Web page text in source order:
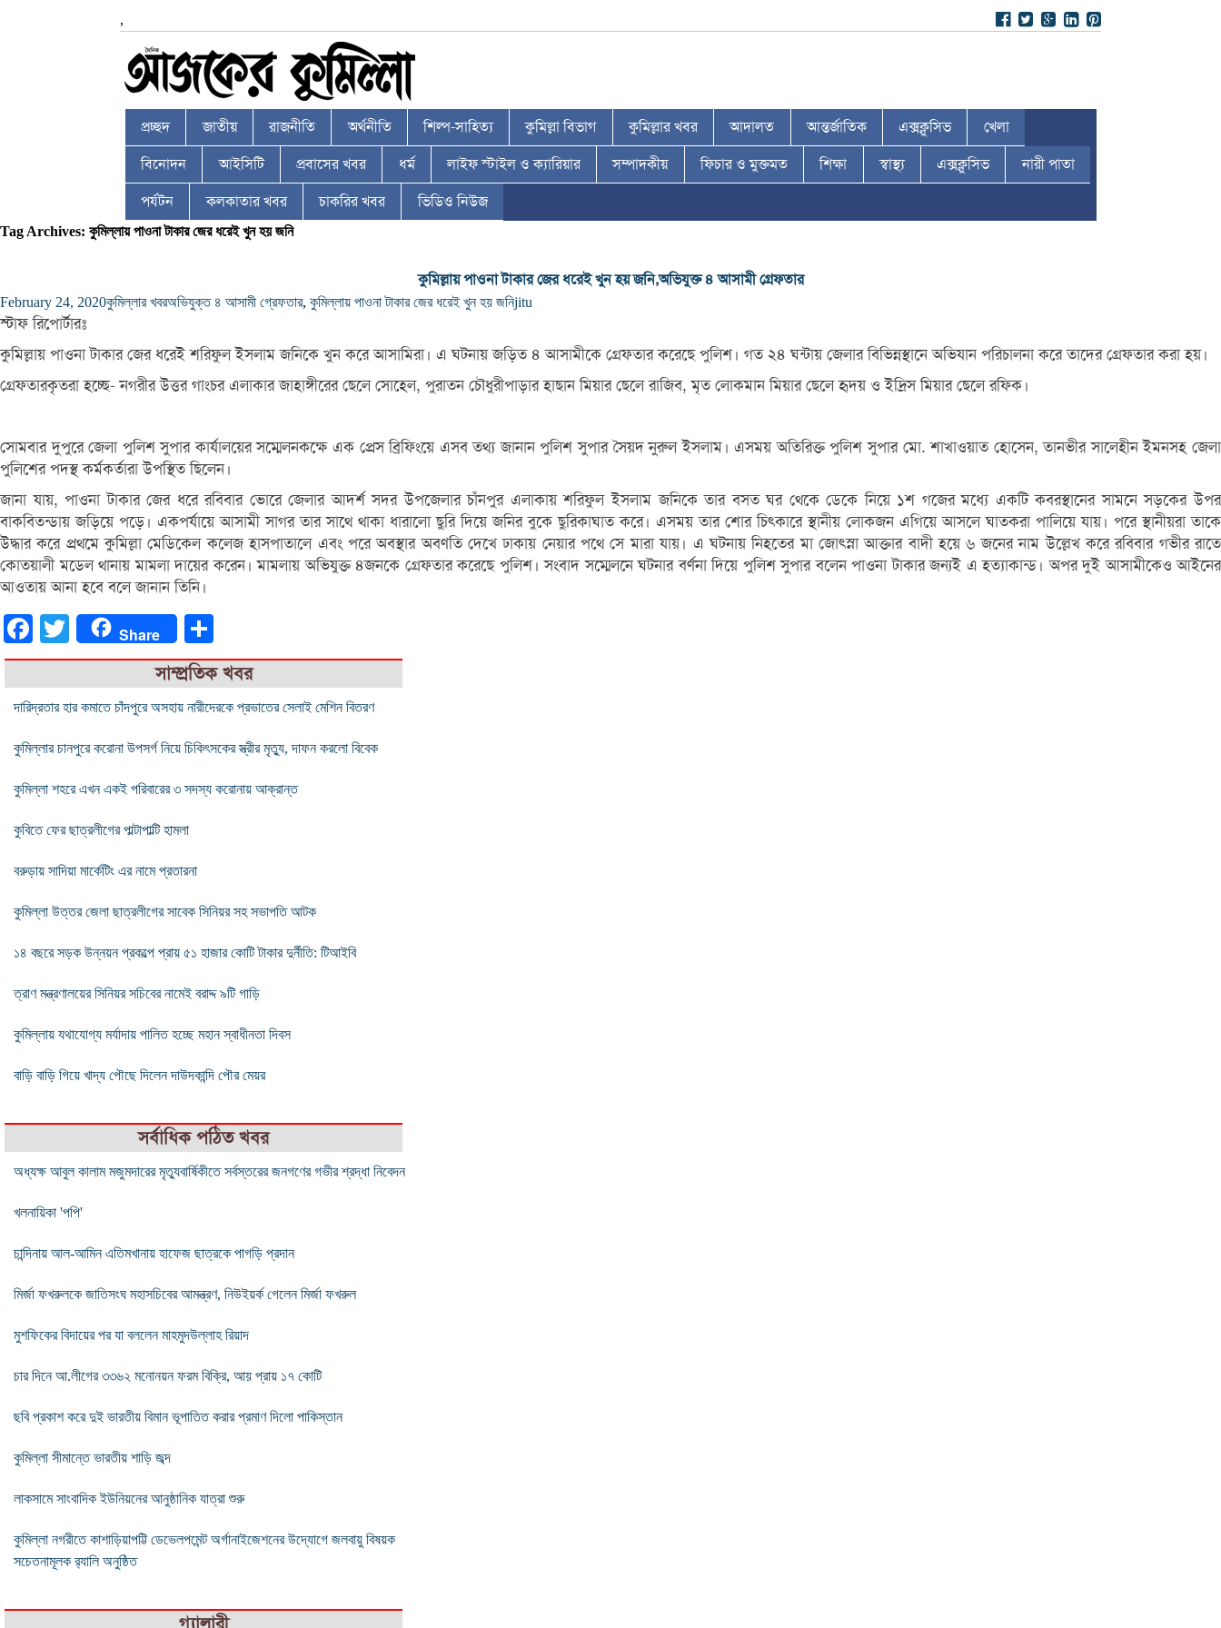
,
প্রচ্ছদ জাতীয় রাজনীতি অর্থনীতি শিল্প-সাহিত্য কুমিল্লা বিভাগ কুমিল্লার খবর আদালত আন্তর্জাতিক এক্সক্লুসিভ খেলা
বিনোদন আইসিটি প্রবাসের খবর ধর্ম লাইফ স্টাইল ও ক্যারিয়ার সম্পাদকীয় ফিচার ও মুক্তমত শিক্ষা স্বাস্থ্য এক্সক্লুসিভ নারী পাতা
পর্যটন কলকাতার খবর চাকরির খবর ভিডিও নিউজ
Tag Archives: কুমিল্লায় পাওনা টাকার জের ধরেই খুন হয় জনি
কুমিল্লায় পাওনা টাকার জের ধরেই খুন হয় জনি,অভিযুক্ত ৪ আসামী গ্রেফতার
February 24, 2020কুমিল্লার খবরঅভিযুক্ত ৪ আসামী গ্রেফতার, কুমিল্লায় পাওনা টাকার জের ধরেই খুন হয় জনিjitu
স্টাফ রিপোর্টারঃ
কুমিল্লায় পাওনা টাকার জের ধরেই শরিফুল ইসলাম জনিকে খুন করে আসামিরা। এ ঘটনায় জড়িত ৪ আসামীকে গ্রেফতার করেছে পুলিশ। গত ২৪ ঘন্টায় জেলার বিভিন্নস্থানে অভিযান পরিচালনা করে তাদের গ্রেফতার করা হয়।
গ্রেফতারকৃতরা হচ্ছে- নগরীর উত্তর গাংচর এলাকার জাহাঙ্গীরের ছেলে সোহেল, পুরাতন চৌধুরীপাড়ার হাছান মিয়ার ছেলে রাজিব, মৃত লোকমান মিয়ার ছেলে হৃদয় ও ইদ্রিস মিয়ার ছেলে রফিক।
সোমবার দুপুরে জেলা পুলিশ সুপার কার্যালয়ের সম্মেলনকক্ষে এক প্রেস ব্রিফিংয়ে এসব তথ্য জানান পুলিশ সুপার সৈয়দ নুরুল ইসলাম। এসময় অতিরিক্ত পুলিশ সুপার মো. শাখাওয়াত হোসেন, তানভীর সালেহীন ইমনসহ জেলা
পুলিশের পদস্থ কর্মকর্তারা উপস্থিত ছিলেন।
জানা যায়, পাওনা টাকার জের ধরে রবিবার ভোরে জেলার আদর্শ সদর উপজেলার চাঁনপুর এলাকায় শরিফুল ইসলাম জনিকে তার বসত ঘর থেকে ডেকে নিয়ে ১শ গজের মধ্যে একটি কবরস্থানের সামনে সড়কের উপর
বাকবিতন্ডায় জড়িয়ে পড়ে। একপর্যায়ে আসামী সাগর তার সাথে থাকা ধারালো ছুরি দিয়ে জনির বুকে ছুরিকাঘাত করে। এসময় তার শোর চিৎকারে স্থানীয় লোকজন এগিয়ে আসলে ঘাতকরা পালিয়ে যায়। পরে স্থানীয়রা তাকে
উদ্ধার করে প্রথমে কুমিল্লা মেডিকেল কলেজ হাসপাতালে এবং পরে অবস্থার অবণতি দেখে ঢাকায় নেয়ার পথে সে মারা যায়। এ ঘটনায় নিহতের মা জোৎস্না আক্তার বাদী হয়ে ৬ জনের নাম উল্লেখ করে রবিবার গভীর রাতে
কোতয়ালী মডেল থানায় মামলা দায়ের করেন। মামলায় অভিযুক্ত ৪জনকে গ্রেফতার করেছে পুলিশ। সংবাদ সম্মেলনে ঘটনার বর্ণনা দিয়ে পুলিশ সুপার বলেন পাওনা টাকার জন্যই এ হত্যাকান্ড। অপর দুই আসামীকেও আইনের
আওতায় আনা হবে বলে জানান তিনি।
FacebookTwitter Share
সাম্প্রতিক খবর
দারিদ্রতার হার কমাতে চাঁদপুরে অসহায় নারীদেরকে প্রভাতের সেলাই মেশিন বিতরণ
কুমিল্লার চানপুরে করোনা উপসর্গ নিয়ে চিকিৎসকের স্ত্রীর মৃত্যু, দাফন করলো বিবেক
কুমিল্লা শহরে এখন একই পরিবারের ৩ সদস্য করোনায় আক্রান্ত
কুবিতে ফের ছাত্রলীগের পাল্টাপাল্টি হামলা
বরুড়ায় সাদিয়া মার্কেটিং এর নামে প্রতারনা
কুমিল্লা উত্তর জেলা ছাত্রলীগের সাবেক সিনিয়র সহ সভাপতি আটক
১৪ বছরে সড়ক উন্নয়ন প্রকল্পে প্রায় ৫১ হাজার কোটি টাকার দুর্নীতি: টিআইবি
ত্রাণ মন্ত্রণালয়ের সিনিয়র সচিবের নামেই বরাদ্দ ৯টি গাড়ি
কুমিল্লায় যথাযোগ্য মর্যাদায় পালিত হচ্ছে মহান স্বাধীনতা দিবস
বাড়ি বাড়ি গিয়ে খাদ্য পৌছে দিলেন দাউদকান্দি পৌর মেয়র
সর্বাধিক পঠিত খবর
অধ্যক্ষ আবুল কালাম মজুমদারের মৃত্যুবার্ষিকীতে সর্বস্তরের জনগণের গভীর শ্রদ্ধা নিবেদন
খলনায়িকা 'পপি'
চান্দিনায় আল-আমিন এতিমখানায় হাফেজ ছাত্রকে পাগড়ি প্রদান
মির্জা ফখরুলকে জাতিসংঘ মহাসচিবের আমন্ত্রণ, নিউইয়র্ক গেলেন মির্জা ফখরুল
মুশফিকের বিদায়ের পর যা বললেন মাহমুদউল্লাহ রিয়াদ
চার দিনে আ.লীগের ৩৩৬২ মনোনয়ন ফরম বিক্রি, আয় প্রায় ১৭ কোটি
ছবি প্রকাশ করে দুই ভারতীয় বিমান ভূপাতিত করার প্রমাণ দিলো পাকিস্তান
কুমিল্লা সীমান্তে ভারতীয় শাড়ি জব্দ
লাকসামে সাংবাদিক ইউনিয়নের আনুষ্ঠানিক যাত্রা শুরু
কুমিল্লা নগরীতে কাশাড়িয়াপট্টি ডেভেলপমেন্ট অর্গানাইজেশনের উদ্যোগে জলবায়ু বিষয়ক
সচেতনামূলক র‌্যালি অনুষ্ঠিত